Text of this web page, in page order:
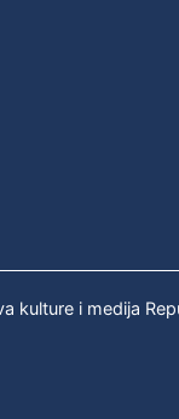
kulture i medija